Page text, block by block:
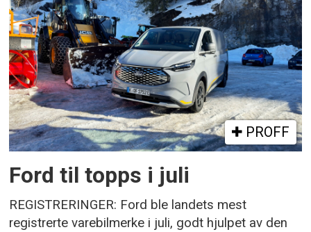
PROFF
Ford til topps i juli
REGISTRERINGER: Ford ble landets mest
registrerte varebilmerke i juli, godt hjulpet av den